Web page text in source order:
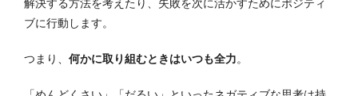
解決する方法を考えたり、失敗を次に活かすためにポジティ
ブに行動します。
つまり、 何かに取り組むときはいつも全力。